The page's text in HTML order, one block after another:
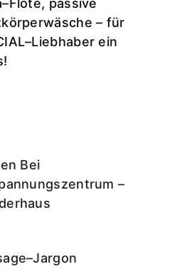
passive
– für
ein
Bei
–